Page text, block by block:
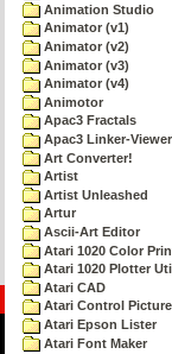
Animation Studio
Animator (v1)
Animator (v2)
Animator (v3)
Animator (v4)
Animotor
Apac3 Fractals
Apac3 Linker-Viewer
Art Converter!
Artist
Artist Unleashed
Artur
Ascii-Art Editor
Atari 1020 Color
Atari 1020 Plotter
Atari CAD
Atari Control Picture
Atari Epson Lister
Atari Font Maker